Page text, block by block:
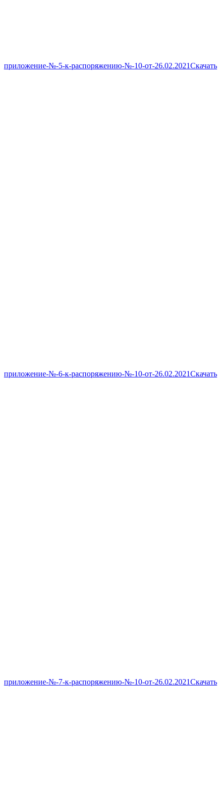
приложение-№-5-к-распоряжению-№-10-от-26.02.2021Скачать
приложение-№-6-к-распоряжению-№-10-от-26.02.2021Скачать
приложение-№-7-к-распоряжению-№-10-от-26.02.2021Скачать